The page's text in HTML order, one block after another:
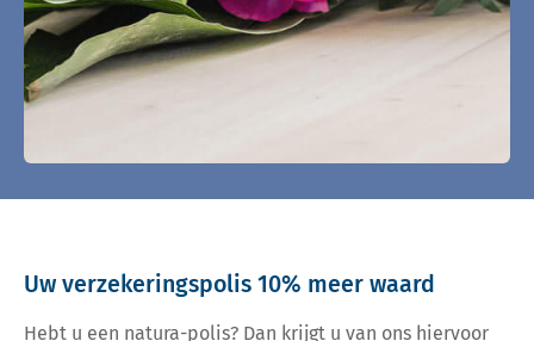
Uw verzekeringspolis 10% meer waard
Hebt u een natura-polis? Dan krijgt u van ons hiervoor